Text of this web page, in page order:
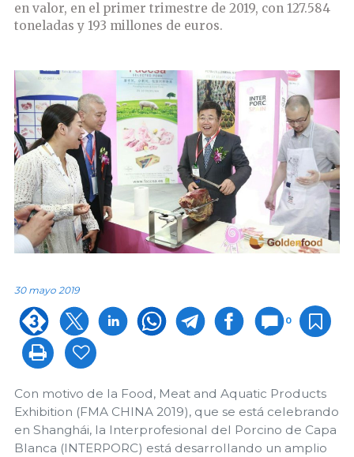
en valor, en el primer trimestre de 2019, con 127.584
toneladas y 193 millones de euros.
30 mayo 2019
0
Con motivo de la Food, Meat and Aquatic Products
Exhibition (FMA CHINA 2019), que se está celebrando
en Shanghái, la Interprofesional del Porcino de Capa
Blanca (INTERPORC) está desarrollando un amplio